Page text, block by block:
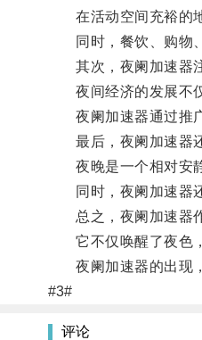
在活动空间充裕的地
同时，餐饮、购物、
其次，夜阑加速器注
夜间经济的发展不仅
夜阑加速器通过推广
最后，夜阑加速器还
夜晚是一个相对安静
同时，夜阑加速器还
总之，夜阑加速器作
它不仅唤醒了夜色，
夜阑加速器的出现，
#3#
评论